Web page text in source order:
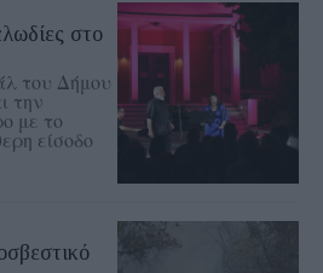
στο
του Δήμου
την
με το
είσοδο